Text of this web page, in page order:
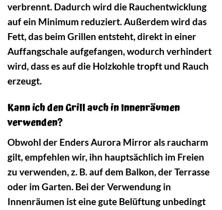
verbrennt. Dadurch wird die Rauchentwicklung
auf ein Minimum reduziert. Außerdem wird das
Fett, das beim Grillen entsteht, direkt in einer
Auffangschale aufgefangen, wodurch verhindert
wird, dass es auf die Holzkohle tropft und Rauch
erzeugt.
Kann ich den Grill auch in Innenräumen
verwenden?
Obwohl der Enders Aurora Mirror als raucharm
gilt, empfehlen wir, ihn hauptsächlich im Freien
zu verwenden, z. B. auf dem Balkon, der Terrasse
oder im Garten. Bei der Verwendung in
Innenräumen ist eine gute Belüftung unbedingt